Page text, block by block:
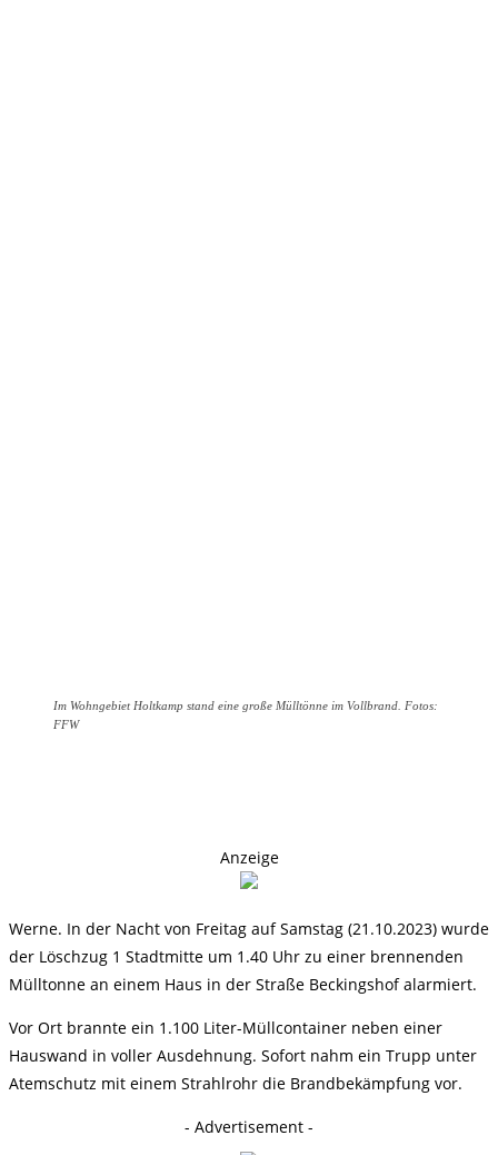
Im Wohngebiet Holtkamp stand eine große Mülltönne im Vollbrand. Fotos:
FFW
Anzeige
Werne. In der Nacht von Freitag auf Samstag (21.10.2023) wurde
der Löschzug 1 Stadtmitte um 1.40 Uhr zu einer brennenden
Mülltonne an einem Haus in der Straße Beckingshof alarmiert.
Vor Ort brannte ein 1.100 Liter-Müllcontainer neben einer
Hauswand in voller Ausdehnung. Sofort nahm ein Trupp unter
Atemschutz mit einem Strahlrohr die Brandbekämpfung vor.
- Advertisement -